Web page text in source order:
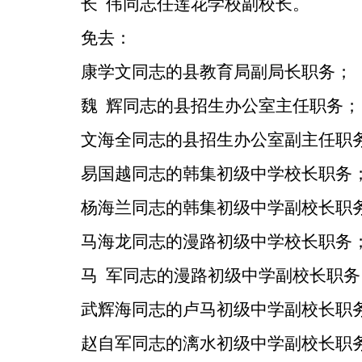
长 伟同志任莲花学校副校长。
免去：
康学文同志的县教育局副局长职务；
魏 辉同志的县招生办公室主任职务；
文海全同志的县招生办公室副主任职
易国越同志的韩集初级中学校长职务；
杨海兰同志的韩集初级中学副校长职
马海龙同志的漫路初级中学校长职务；
马 军同志的漫路初级中学副校长职务
武辉海同志的卢马初级中学副校长职
赵自军同志的漓水初级中学副校长职